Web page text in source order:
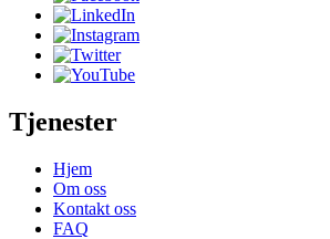
Tjenester
Hjem
Om oss
Kontakt oss
FAQ